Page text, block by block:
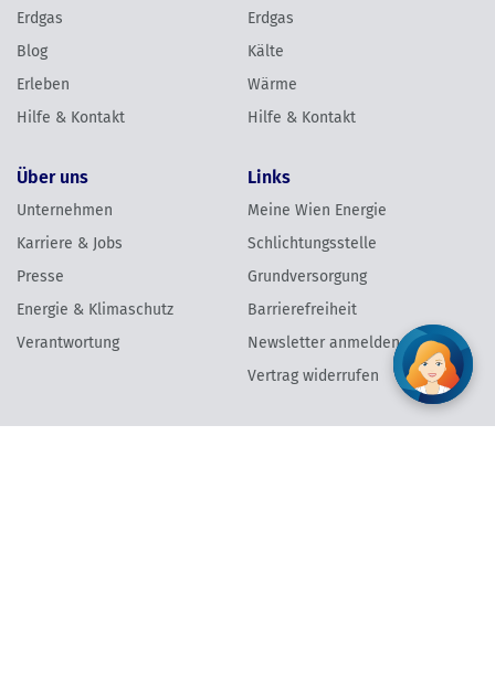
Erdgas
Blog
Erleben
Hilfe & Kontakt
Erdgas
Kälte
Wärme
Hilfe & Kontakt
Über uns
Unternehmen
Karriere & Jobs
Presse
Energie & Klimaschutz
Verantwortung
Links
Meine Wien Energie
Schlichtungsstelle
Grundversorgung
Barrierefreiheit
Newsletter anmelden
Vertrag widerrufen